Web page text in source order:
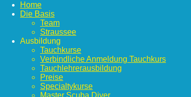
Home
Die Basis
Team
Straussee
Ausbildung
Tauchkurse
Verbindliche Anmeldung Tauchkurs
Tauchlehrerausbildung
Preise
Specialtykurse
Master Scuba Diver